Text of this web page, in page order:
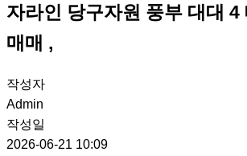
자라인 당구자원 풍부 대대 4
매매 ,
작성자
Admin
작성일
2026-06-21 10:09